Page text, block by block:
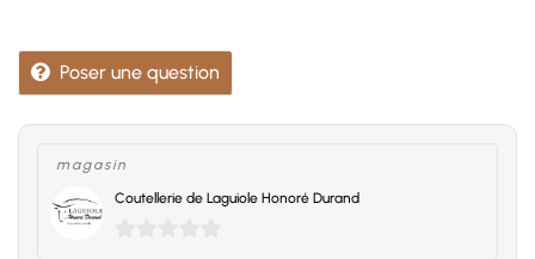
bois
violette,
lame
mitres
Poser une question
magasin
Coutellerie de Laguiole Honoré Durand